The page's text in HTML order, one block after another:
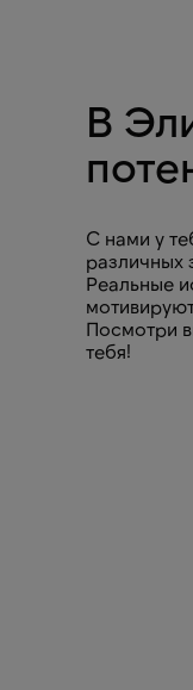
В
С нами у
различных
Реальные
Посмотри
тебя!